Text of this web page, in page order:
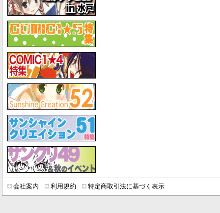
会社案内 利用規約 特定商取引法に基づく表示